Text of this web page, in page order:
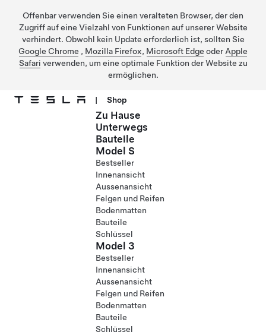
Offenbar verwenden Sie einen veralteten Browser, der den
Zugriff auf eine Vielzahl von Funktionen auf unserer Website
verhindert. Obwohl kein Update erforderlich ist, sollten Sie
Google Chrome , Mozilla Firefox, Microsoft Edge oder Apple
Safari verwenden, um eine optimale Funktion der Website zu
ermöglichen.
| Shop
Zu Hause
Unterwegs
Bauteile
Model S
Bestseller
Innenansicht
Aussenansicht
Felgen und Reifen
Bodenmatten
Bauteile
Schlüssel
Model 3
Bestseller
Innenansicht
Aussenansicht
Felgen und Reifen
Bodenmatten
Bauteile
Schlüssel